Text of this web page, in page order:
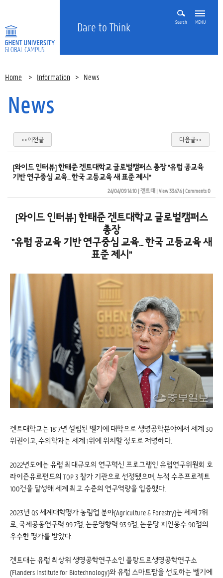
Dare to Think Search MENU
Home > Information > News
News
<<이전글 다음글>>
[와이드 인터뷰] 한태준 겐트대학교 글로벌캠퍼스 총장 "유럽 공교육
기반 연구중심 교육… 한국 고등교육 새 표준 제시"
24/04/09 14:10| 겐트대| View 33474| Comments 0
[와이드 인터뷰] 한태준 겐트대학교 글로벌캠퍼스
총장
"유럽 공교육 기반 연구중심 교육… 한국 고등교육 새
표준 제시"
겐트대학교는 1817년 설립된 벨기에 대학으로 생명공학분야에서 세계 30
위권이고, 수의학과는 세계 1위에 위치할 정도로 저명하다.
2022년도에는 유럽 최대규모의 연구혁신 프로그램인 유럽연구위원회 호
라이즌유로펀드의 TOP 3 참가 기관으로 선정됐으며, 누적 수주프로젝트
100건을 달성해 세계 최고 수준의 연구역량을 입증했다.
2023년 QS 세계대학평가 농림업 분야(Agriculture & Forestry)는 세계 7위
로, 국제공동연구력 99.7점, 논문영향력 93.9점, 논문당 피인용수 90점의
우수한 평가를 받았다.
겐트대는 유럽 최상위 생명공학연구소인 플랑드르생명공학연구소
(Flanders Institute for Biotechnology)와 유럽 스마트팜을 선도하는 벨기에